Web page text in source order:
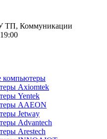
ТП, Коммуникации
компьютеры
Axiomtek
Yentek
AAEON
Jetway
Advantech
Arestech